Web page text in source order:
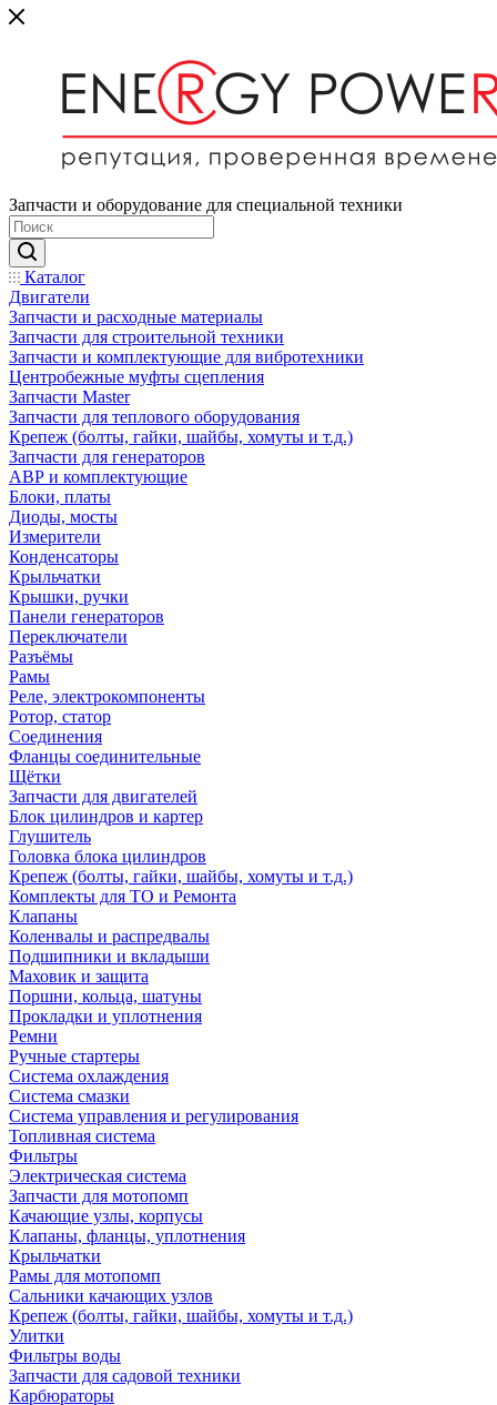
Запчасти и оборудование для специальной техники
Каталог
Двигатели
Запчасти и расходные материалы
Запчасти для строительной техники
Запчасти и комплектующие для вибротехники
Центробежные муфты сцепления
Запчасти Master
Запчасти для теплового оборудования
Крепеж (болты, гайки, шайбы, хомуты и т.д.)
Запчасти для генераторов
АВР и комплектующие
Блоки, платы
Диоды, мосты
Измерители
Конденсаторы
Крыльчатки
Крышки, ручки
Панели генераторов
Переключатели
Разъёмы
Рамы
Реле, электрокомпоненты
Ротор, статор
Соединения
Фланцы соединительные
Щётки
Запчасти для двигателей
Блок цилиндров и картер
Глушитель
Головка блока цилиндров
Крепеж (болты, гайки, шайбы, хомуты и т.д.)
Комплекты для ТО и Ремонта
Клапаны
Коленвалы и распредвалы
Подшипники и вкладыши
Маховик и защита
Поршни, кольца, шатуны
Прокладки и уплотнения
Ремни
Ручные стартеры
Система охлаждения
Система смазки
Система управления и регулирования
Топливная система
Фильтры
Электрическая система
Запчасти для мотопомп
Качающие узлы, корпусы
Клапаны, фланцы, уплотнения
Крыльчатки
Рамы для мотопомп
Сальники качающих узлов
Крепеж (болты, гайки, шайбы, хомуты и т.д.)
Улитки
Фильтры воды
Запчасти для садовой техники
Карбюраторы